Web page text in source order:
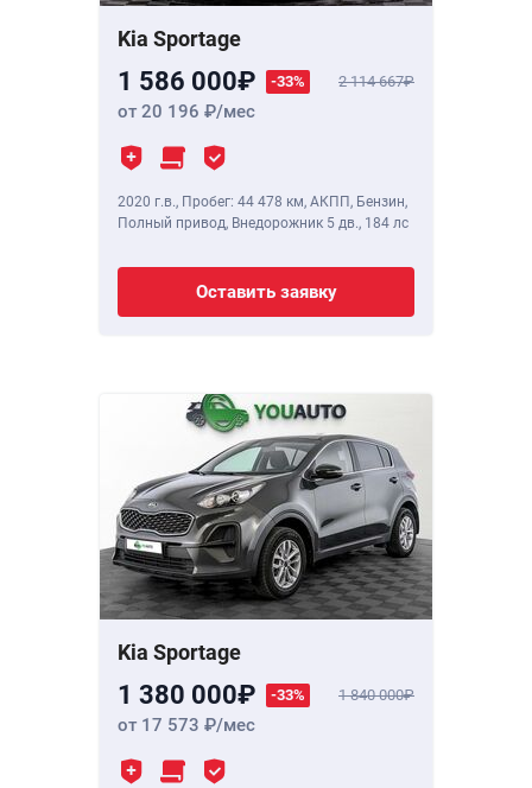
Kia Sportage
1 586 000 -33% 2 114 667
от 20 196 /мес
2020 г.в., Пробег: 44 478 км, АКПП, Бензин,
Полный привод, Внедорожник 5 дв., 184 лс
Оставить заявку
Kia Sportage
1 380 000 -33% 1 840 000
от 17 573 /мес